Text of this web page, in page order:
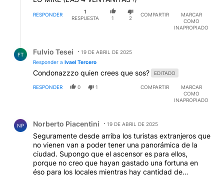
RESPONDER
1
RESPUESTA
1 2
COMPARTIR
MARCAR
COMO
INAPROPIADO
FT Fulvio Tesei
19 DE ABRIL DE 2025
Responder a Ivael Tercero
Condonazzzo quien crees que sos? EDITADO
RESPONDER 0 1 COMPARTIR
MARCAR
COMO
INAPROPIADO
NP Norberto Piacentini 19 DE ABRIL DE 2025
Seguramente desde arriba los turistas extranjeros que
no vienen van a poder tener una panorámica de la
ciudad. Supongo que el ascensor es para ellos,
porque no creo que hayan gastado una fortuna en
éso para los locales mientras hay cantidad de